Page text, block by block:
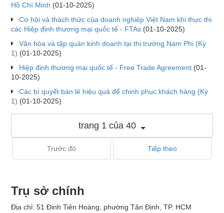
Hồ Chí Minh (01-10-2025)
Cơ hội và thách thức của doanh nghiệp Việt Nam khi thực thi
các Hiệp định thương mại quốc tế - FTAs (01-10-2025)
Văn hóa và tập quán kinh doanh tại thị trường Nam Phi (Kỳ
1) (01-10-2025)
Hiệp định thương mại quốc tế - Free Trade Agreement (01-
10-2025)
Các bí quyết bán lẻ hiệu quả để chinh phục khách hàng (Kỳ
1) (01-10-2025)
trang 1 của 40
Trước đó Tiếp theo
Trụ sở chính
Địa chỉ: 51 Đinh Tiên Hoàng, phường Tân Định, TP. HCM